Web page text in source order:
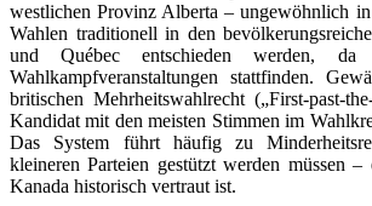
westlichen Provinz Alberta – ungewöhnlich
Wahlen traditionell in den
und Québec entschieden werden,
Wahlkampfveranstaltungen stattfinden.
britischen Mehrheitswahlrecht („First-past-
Kandidat mit den meisten Stimmen im
Das System führt häufig zu
kleineren Parteien gestützt werden müssen
Kanada historisch vertraut ist.